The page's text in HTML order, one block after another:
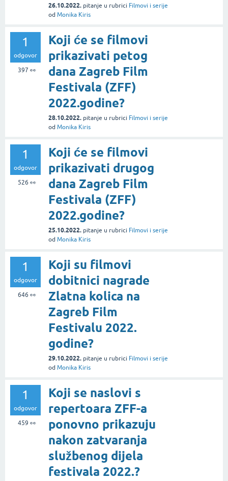
26.10.2022. pitanje u rubrici Filmovi i serije
od Monika Kiris
1
odgovor
397 👀
Koji će se filmovi
prikazivati petog
dana Zagreb Film
Festivala (ZFF)
2022.godine?
28.10.2022. pitanje u rubrici Filmovi i serije
od Monika Kiris
1
odgovor
526 👀
Koji će se filmovi
prikazivati drugog
dana Zagreb Film
Festivala (ZFF)
2022.godine?
25.10.2022. pitanje u rubrici Filmovi i serije
od Monika Kiris
1
odgovor
646 👀
Koji su filmovi
dobitnici nagrade
Zlatna kolica na
Zagreb Film
Festivalu 2022.
godine?
29.10.2022. pitanje u rubrici Filmovi i serije
od Monika Kiris
1
odgovor
459 👀
Koji se naslovi s
repertoara ZFF-a
ponovno prikazuju
nakon zatvaranja
službenog dijela
festivala 2022.?